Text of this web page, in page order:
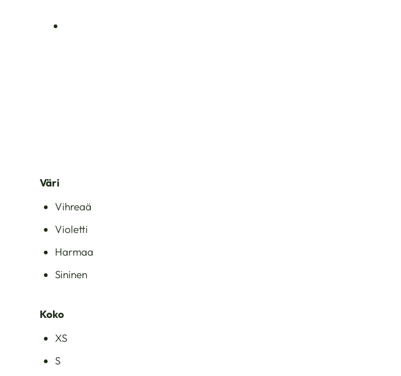
Väri
Vihreaä
Violetti
Harmaa
Sininen
Koko
XS
S